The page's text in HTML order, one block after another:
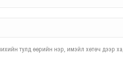
тулд өөрийн нэр, имэйл хөтөч дээр